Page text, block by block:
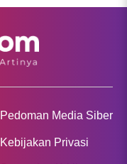
Pedoman Media Siber
Kebijakan Privasi